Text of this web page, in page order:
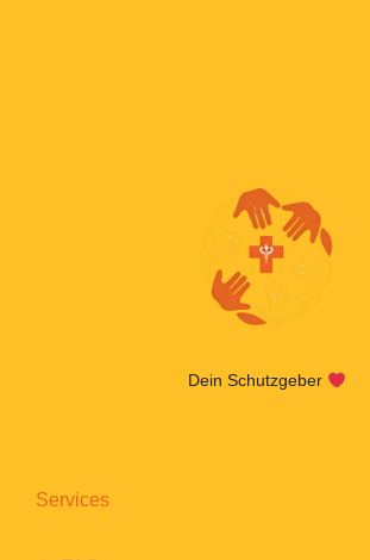
Dein Schutzgeber
Services